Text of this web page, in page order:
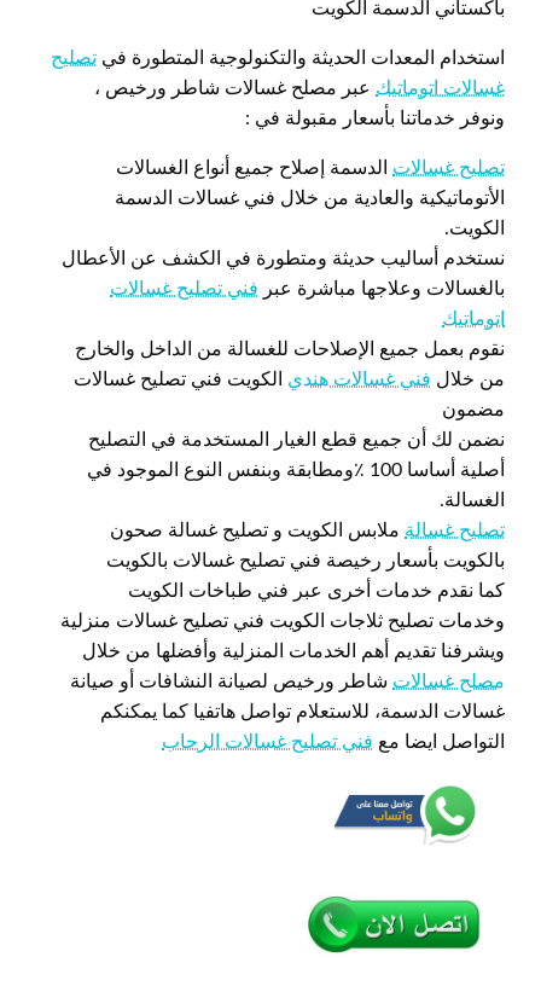
باكستاني الدسمة الكويت
استخدام المعدات الحديثة والتكنولوجية المتطورة في تصليح
غسالات اتوماتيك عبر مصلح غسالات شاطر ورخيص ،
ونوفر خدماتنا بأسعار مقبولة في :
تصليح غسالات الدسمة إصلاح جميع أنواع الغسالات
الأتوماتيكية والعادية من خلال فني غسالات الدسمة
الكويت.
نستخدم أساليب حديثة ومتطورة في الكشف عن الأعطال
بالغسالات وعلاجها مباشرة عبر فني تصليح غسالات
اتوماتيك
نقوم بعمل جميع الإصلاحات للغسالة من الداخل والخارج
من خلال فني غسالات هندي الكويت فني تصليح غسالات
مضمون
نضمن لك أن جميع قطع الغيار المستخدمة في التصليح
أصلية أساسا 100 ٪ومطابقة وبنفس النوع الموجود في
الغسالة.
تصليح غسالة ملابس الكويت و تصليح غسالة صحون
بالكويت بأسعار رخيصة فني تصليح غسالات بالكويت
كما نقدم خدمات أخرى عبر فني طباخات الكويت
وخدمات تصليح ثلاجات الكويت فني تصليح غسالات منزلية
ويشرفنا تقديم أهم الخدمات المنزلية وأفضلها من خلال
مصلح غسالات شاطر ورخيص لصيانة النشافات أو صيانة
غسالات الدسمة، للاستعلام تواصل هاتفيا كما يمكنكم
التواصل ايضا مع فني تصليح غسالات الرحاب